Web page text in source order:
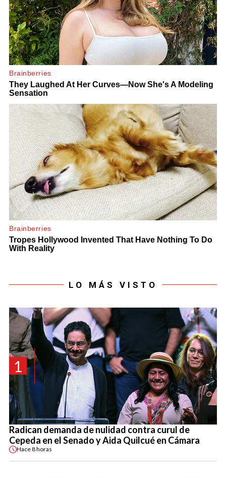
LO MÁS VISTO
1
Radican demanda de nulidad contra curul de
Cepeda en el Senado y Aida Quilcué en Cámara
Hace8 horas